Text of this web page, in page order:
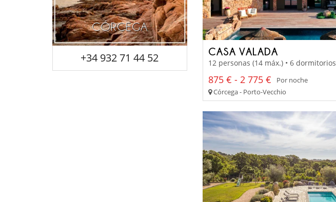
CÓRCEGA
+34 932 71 44 52 CASA VALADA
12 personas (14 máx.) • 6
875 € - 2 775 €
Por noche
Córcega - Porto-Vecchio